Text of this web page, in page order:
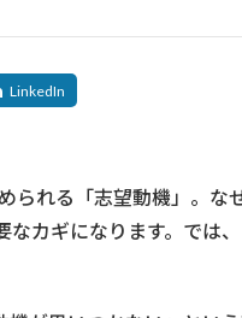
られる「志望動機」。な
カギになります。では